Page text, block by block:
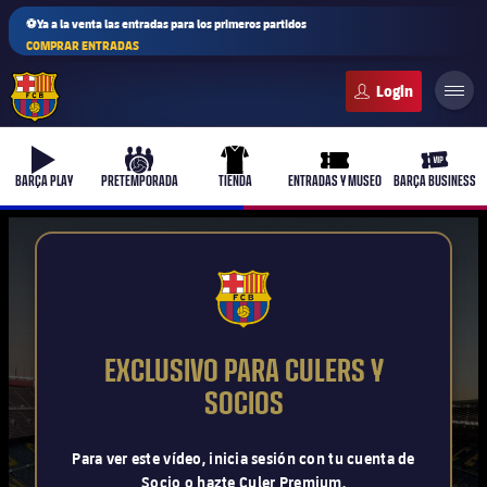
⚽Ya a la venta las entradas para los primeros partidos
COMPRAR ENTRADAS
b-play
BARÇA PLAY
culers-ball
PRETEMPORADA
uniform
TIENDA
ticket-full
ENTRADAS Y MUSEO
ticket-
BARÇA BUSINESS
Actualidad
Barça Atlètic
plusicon
más
FCB Barcelona badge
EXCLUSIVO PARA CULERS Y
SOCIOS
Para ver este vídeo, inicia sesión con tu cuenta de
Socio o hazte Culer Premium.